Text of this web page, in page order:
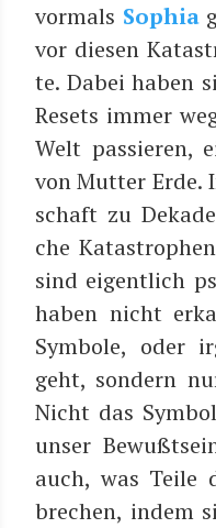
vor­mals Sophia
vor die­sen
te. Dabei haben
Resets immer
Welt pas­sie­ren,
von Mut­ter Erde.
schaft zu
che
sind eigent­lich
haben nicht
Sym­bo­le, oder
geht, son­dern
Nicht das
unser
auch, was Tei­le
bre­chen, indem